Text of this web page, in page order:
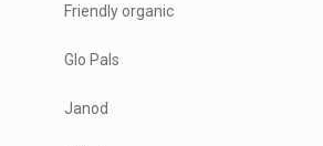
Friendly organic
Glo Pals
Janod